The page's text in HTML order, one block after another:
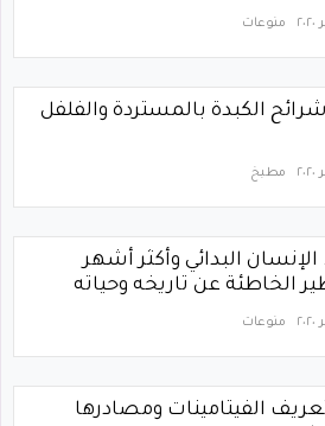
منوعات
الكبدة بالمستردة والفلفل
مطبخ
الإنسان البدائي وأكثر أشهر
الخاطئة عن تاريخه وحياته
منوعات
الفيتامينات ومصادرها